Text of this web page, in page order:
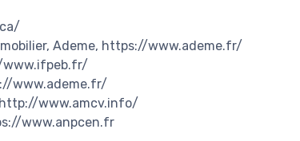
Ademe, https://www.ademe.fr/
www.ifpeb.fr/
www.ademe.fr/
http://www.amcv.info/
www.anpcen.fr